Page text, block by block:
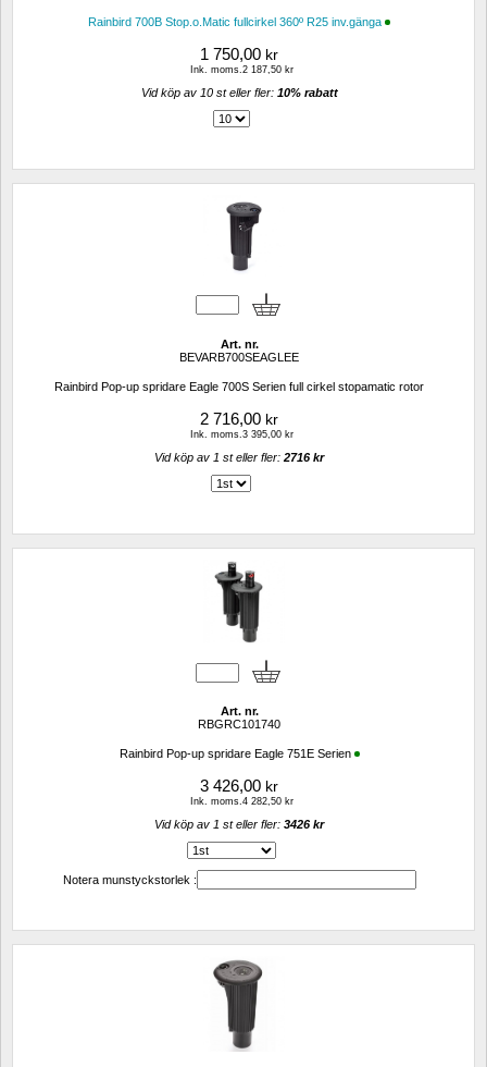
Rainbird 700B Stop.o.Matic fullcirkel 360º R25 inv.gänga
1 750,00 kr
Ink. moms.2 187,50 kr
Vid köp av 10 st eller fler: 10% rabatt
Art. nr.
BEVARB700SEAGLEE
Rainbird Pop-up spridare Eagle 700S Serien full cirkel stopamatic rotor
2 716,00 kr
Ink. moms.3 395,00 kr
Vid köp av 1 st eller fler: 2716 kr
Art. nr.
RBGRC101740
Rainbird Pop-up spridare Eagle 751E Serien
3 426,00 kr
Ink. moms.4 282,50 kr
Vid köp av 1 st eller fler: 3426 kr
Notera munstyckstorlek :